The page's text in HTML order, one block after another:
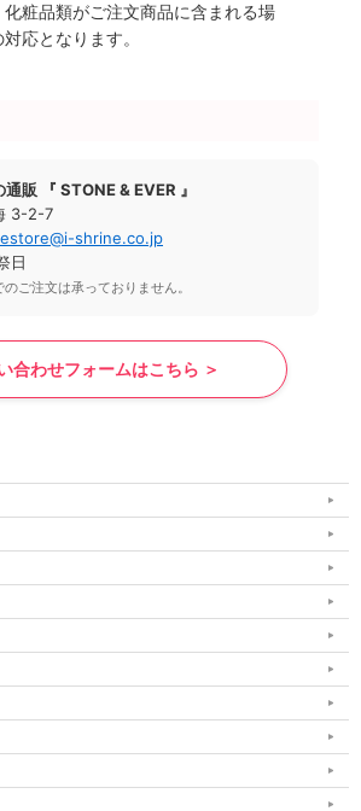
粧品類がご注文商品に含まれる場
応となります。
販 『 STONE & EVER 』
3-2-7
shrine.co.jp
日
ご注文は承っておりません。
合わせフォームはこちら ＞